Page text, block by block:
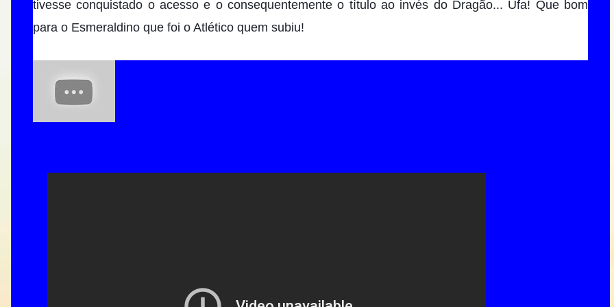
tivesse conquistado o acesso e o consequentemente o título ao invés do Dragão... Ufa! Que bom
para o Esmeraldino que foi o Atlético quem subiu!